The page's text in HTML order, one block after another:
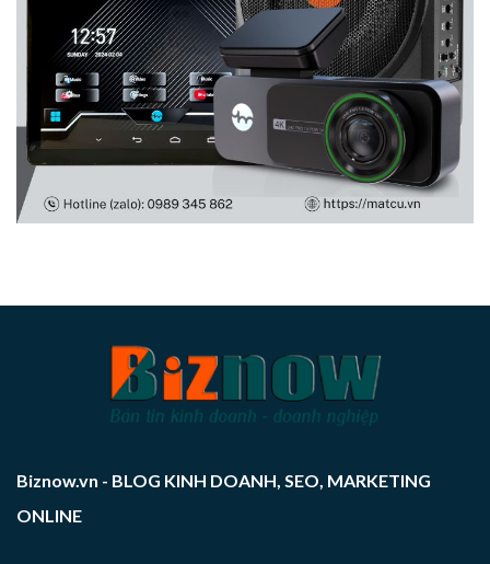
Biznow.vn - BLOG KINH DOANH, SEO, MARKETING
ONLINE